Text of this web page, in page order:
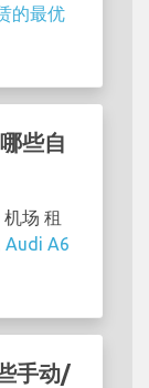
的最优
些自
场 租
Audi A6
手动/